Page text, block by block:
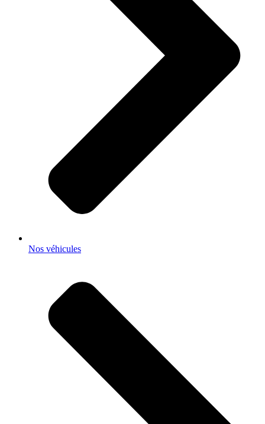
Nos véhicules